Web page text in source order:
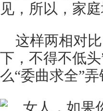
见，所以，家
这样两相对
下，不得不低
么“委曲求全”弄